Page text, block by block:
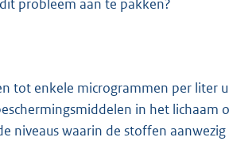
probleem aan te pakken?
tot enkele microgrammen per liter
in het lichaam
niveaus waarin de stoffen